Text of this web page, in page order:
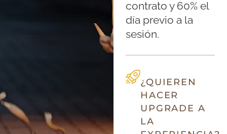
contrato y 60% el
día previo a la
sesión.
¿QUIEREN
HACER
UPGRADE A
LA